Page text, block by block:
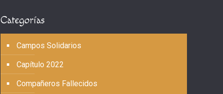
Categorías
Campos Solidarios
Capítulo 2022
Compañeros Fallecidos